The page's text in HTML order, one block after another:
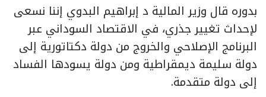
بدوره قال وزير المالية د إبراهيم البدوي إننا نسعى
لإحداث تغيير جذري، في الاقتصاد السوداني عبر
البرنامج الإصلاحي والخروج من دولة دكتاتورية إلى
دولة سليمة ديمقراطية ومن دولة يسودها الفساد
إلى دولة متقدمة.